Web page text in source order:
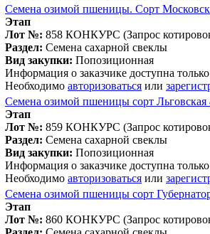
Семена озимой пшеницы. Сорт
Этап
Лот №: 858 КОНКУРС (Запрос
Раздел: Семена сахарной свеклы
Вид закупки: Попозиционная
Информация о заказчике доступна
Необходимо авторизоваться или
Семена озимой пшеницы сорт Льговская
Этап
Лот №: 859 КОНКУРС (Запрос
Раздел: Семена сахарной свеклы
Вид закупки: Попозиционная
Информация о заказчике доступна
Необходимо авторизоваться или
Семена озимой пшеницы сорт
Этап
Лот №: 860 КОНКУРС (Запрос